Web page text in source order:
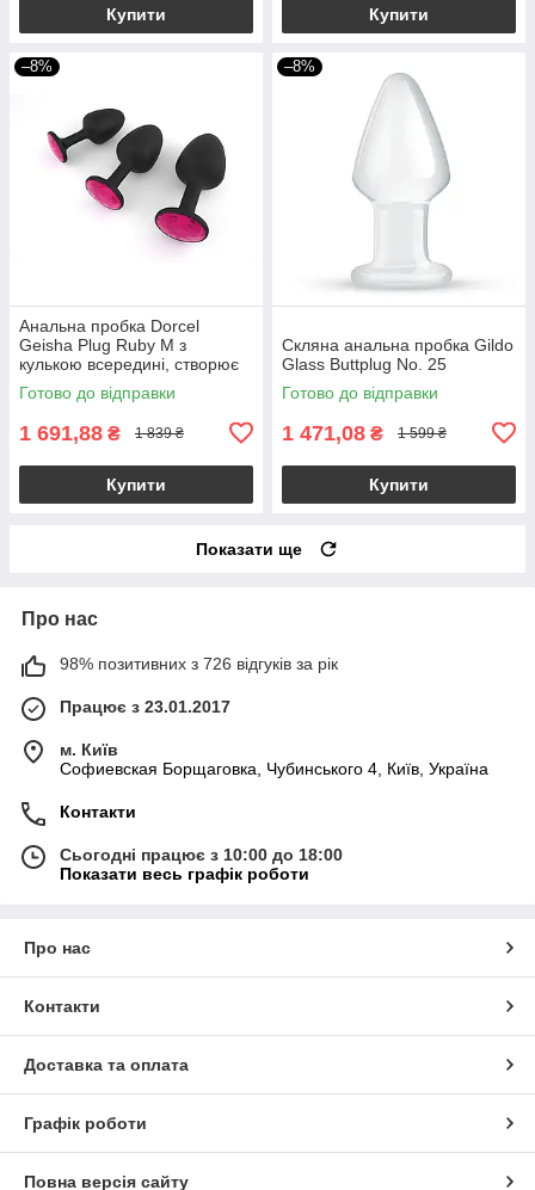
Купити Купити
–8%
Анальна пробка Dorcel
Geisha Plug Ruby M з
кулькою всередині, створює
вібрації, макс. діаметр 3,2см
Готово до відправки
1 691,88 ₴ 1 839 ₴
Купити
–8%
Скляна анальна пробка Gildo
Glass Buttplug No. 25
Готово до відправки
1 471,08 ₴ 1 599 ₴
Купити
Показати ще
Про нас
98% позитивних з 726 відгуків за рік
Працює з 23.01.2017
м. Київ
Софиевская Борщаговка, Чубинського 4, Київ, Україна
Контакти
Сьогодні працює з 10:00 до 18:00
Показати весь графік роботи
Про нас
Контакти
Доставка та оплата
Графік роботи
Повна версія сайту